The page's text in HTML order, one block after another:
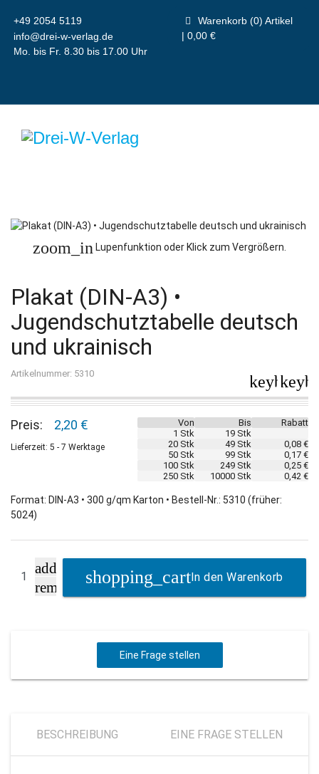
+49 2054 5119
info@drei-w-verlag.de
Mo. bis Fr. 8.30 bis 17.00 Uhr
Warenkorb (0) Artikel
| 0,00 €
zoom_in Lupenfunktion oder Klick zum Vergrößern.
Plakat (DIN-A3) •
Jugendschutztabelle deutsch
und ukrainisch
Artikelnummer: 5310
Von Bis
Rabatt
1 Stk
19 Stk
20 Stk
49 Stk
0,08 €
50 Stk
99 Stk
0,17 €
100 Stk
249 Stk
0,25 €
250 Stk
10000 Stk 0,42 €
Preis: 2,20 €
Lieferzeit: 5 - 7 Werktage
Format: DIN-A3 • 300 g/qm Karton • Bestell-Nr.: 5310 (früher:
5024)
add
remove
In den Warenkorb
Eine Frage stellen
BESCHREIBUNG EINE FRAGE STELLEN